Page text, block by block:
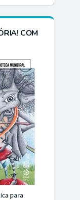
COM
para